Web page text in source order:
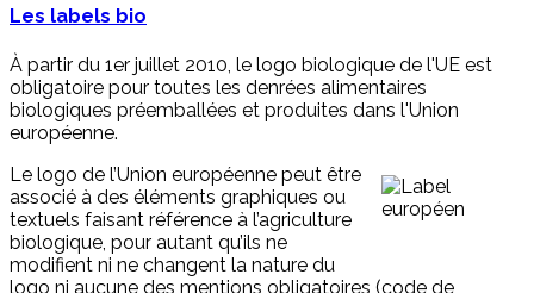
Les labels bio
À partir du 1er juillet 2010, le logo biologique de l'UE est
obligatoire pour toutes les denrées alimentaires
biologiques préemballées et produites dans l'Union
européenne.
Le logo de l’Union européenne peut être
associé à des éléments graphiques ou
textuels faisant référence à l’agriculture
biologique, pour autant qu’ils ne
modifient ni ne changent la nature du
logo ni aucune des mentions obligatoires (code de